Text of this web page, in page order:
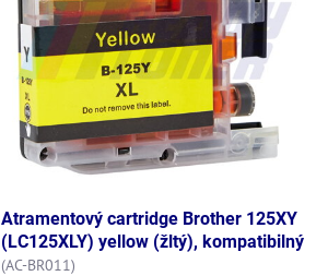
Atramentový cartridge Brother 125XY
(LC125XLY) yellow (žltý), kompatibilný
(AC-BR011)